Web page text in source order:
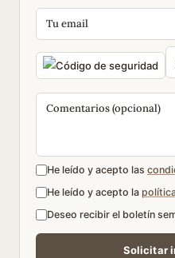
He leído y acepto las
He leído y acepto la
Deseo recibir el boletín